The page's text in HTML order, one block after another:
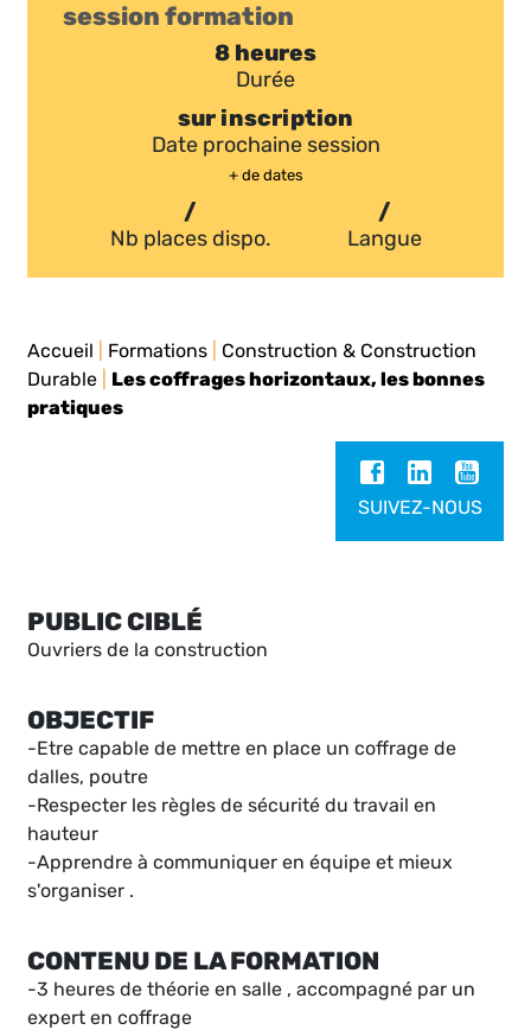
session formation
8 heures
Durée
sur inscription
Date prochaine session
+ de dates
/
Nb places dispo.
/
Langue
Accueil Formations
Construction & Construction
Durable
Les coffrages horizontaux, les bonnes
pratiques
SUIVEZ-NOUS
PUBLIC CIBLÉ
Ouvriers de la construction
OBJECTIF
-Etre capable de mettre en place un coffrage de
dalles, poutre
-Respecter les règles de sécurité du travail en
hauteur
-Apprendre à communiquer en équipe et mieux
s'organiser .
CONTENU DE LA FORMATION
-3 heures de théorie en salle , accompagné par un
expert en coffrage